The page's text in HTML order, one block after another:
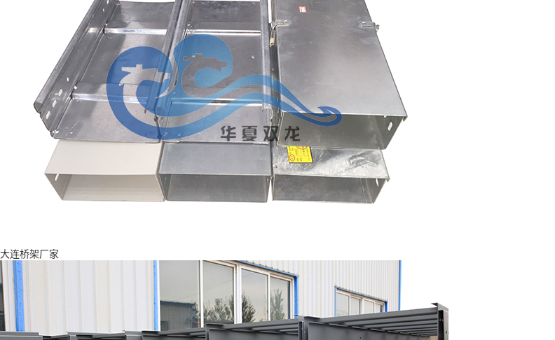
大连桥架厂家